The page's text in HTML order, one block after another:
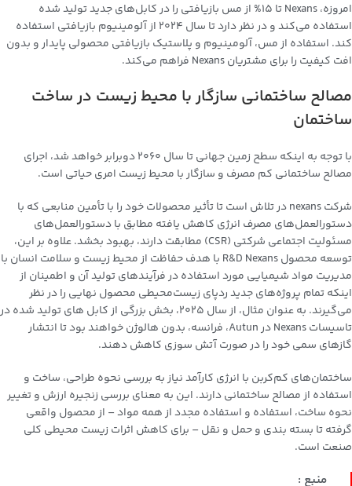
امروزه، Nexans تا 15% از مس بازیافتی را در کابل‌های جدید تولید شده
استفاده می‌کند و در نظر دارد تا سال 2024 از آلومینیوم بازیافتی استفاده
کند. استفاده از مس، آلومینیوم و پلاستیک بازیافتی محصولی پایدار و بدون
افت کیفیت را برای مشتریان Nexans فراهم می‌کند.
مصالح ساختمانی سازگار با محیط زیست در ساخت
ساختمان
با توجه به اینکه سطح زمین جهانی تا سال 2060 دوبرابر خواهد شد، اجرای
مصالح ساختمانی کم مصرف و سازگار با محیط زیست امری حیاتی است.
شرکت nexans در تلاش است تا تأثیر محصولات خود را با تأمین منابعی که با
دستورالعمل‌های مصرف انرژی کاهش یافته مطابق با دستورالعمل‌های
مسئولیت اجتماعی شرکتی (CSR) مطابقت دارند، بهبود بخشد. علاوه بر این،
توسعه محصول R&D Nexans با هدف حفاظت از محیط زیست و سلامت انسان با
مدیریت مواد شیمیایی مورد استفاده در فرآیندهای تولید آن و اطمینان از
اینکه تمام پروژه‌های جدید ردپای زیست‌محیطی محصول نهایی را در نظر
می‌گیرند. به عنوان مثال، از سال 2025، بخش بزرگی از کابل های تولید شده در
تاسیسات Nexans در Autun، فرانسه، بدون هالوژن خواهند بود تا انتشار
گازهای سمی خود را در صورت آتش سوزی کاهش دهند.
ساختمان‌های کم‌کربن با انرژی کارآمد نیاز به بررسی نحوه طراحی، ساخت و
استفاده از مصالح ساختمانی دارند. این به معنای بررسی زنجیره ارزش و تغییر
نحوه ساخت، استفاده و استفاده مجدد از همه مواد – از محصول واقعی
گرفته تا بسته بندی و حمل و نقل – برای کاهش اثرات زیست محیطی کلی
صنعت است.
منبع :